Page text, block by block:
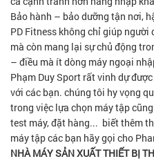
Bảo hành – bảo dưỡng tận nơi,
PD Fitness không chỉ giúp
mà còn mang lại sự chủ động
– điều mà ít dòng máy ngoại
Phạm Duy Sport rất vinh dự
với các bạn. chúng tôi hy vọng
trong việc lựa chọn máy tập
test máy, đặt hàng... biết thêm
máy tập các bạn hãy gọi cho
NHÀ MÁY SẢN XUẤT THIẾT BỊ